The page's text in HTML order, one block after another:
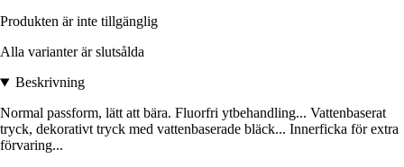
Produkten är inte tillgänglig
Alla varianter är slutsålda
Beskrivning
Normal passform, lätt att bära. Fluorfri ytbehandling... Vattenbaserat
tryck, dekorativt tryck med vattenbaserade bläck... Innerficka för extra
förvaring...